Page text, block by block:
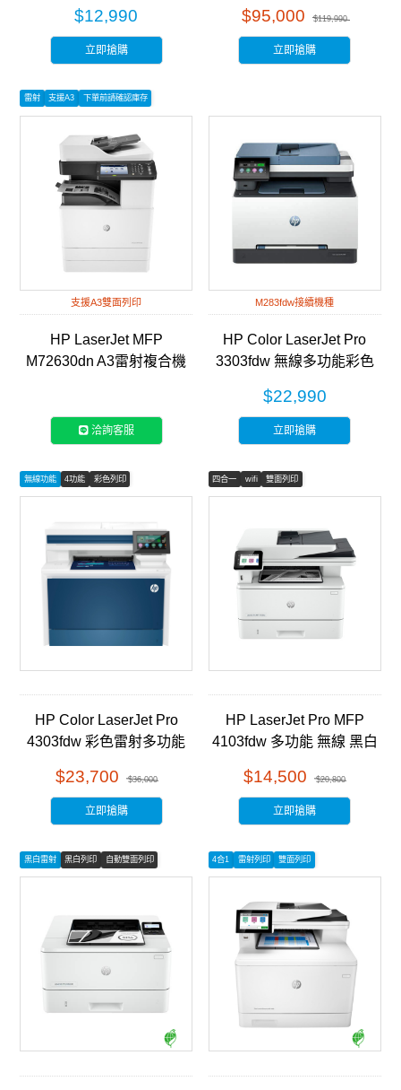
$12,990
立即搶購
$95,000 $119,990
立即搶購
雷射 支援A3 下單前請確認庫存
支援A3雙面列印
HP LaserJet MFP
M72630dn A3雷射複合機
洽詢客服
M283fdw接續機種
HP Color LaserJet Pro
3303fdw 無線多功能彩色
$22,990
立即搶購
無線功能 4功能 彩色列印
HP Color LaserJet Pro
4303fdw 彩色雷射多功能
$23,700 $36,000
立即搶購
四合一 wifi 雙面列印
HP LaserJet Pro MFP
4103fdw 多功能 無線 黑白
$14,500 $20,800
立即搶購
黑白雷射 黑白列印 自動雙面列印 4合1 雷射列印 雙面列印